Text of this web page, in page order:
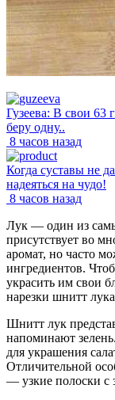
Гузеева: В свои 63
беру одну..
8 часов назад
Когда суставы не
надеяться на чудо!
8 часов назад
Лук — один из
присутствует во
аромат, но часто
ингредиентов.
украсить им свои
нарезки шнитт
Шнитт лук
напоминают
для украшения
Отличительной
— узкие полоски с